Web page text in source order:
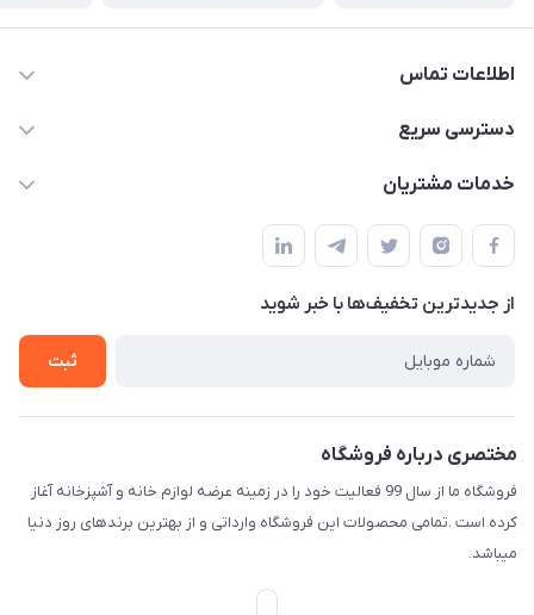
اطلاعات تماس
09165044753
دسترسی سریع
حساب کاربری
لیست محصولات
درباره ما
خدمات مشتریان
قوانین و مقررات
حریم خصوصی
راهنما
از جدید‌ترین تخفیف‌ها با‌ خبر شوید
ثبت
مختصری درباره فروشگاه
فروشگاه ما از سال 99 فعالیت خود را در زمینه عرضه لوازم خانه و آشپزخانه آغاز
کرده است .تمامی محصولات این فروشگاه وارداتی و از بهترین برندهای روز دنیا
میباشد.